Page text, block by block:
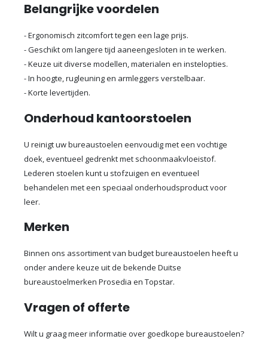
Belangrijke voordelen
- Ergonomisch zitcomfort tegen een lage prijs.
- Geschikt om langere tijd aaneengesloten in te werken.
- Keuze uit diverse modellen, materialen en instelopties.
- In hoogte, rugleuning en armleggers verstelbaar.
- Korte levertijden.
Onderhoud kantoorstoelen
U reinigt uw bureaustoelen eenvoudig met een vochtige
doek, eventueel gedrenkt met schoonmaakvloeistof.
Lederen stoelen kunt u stofzuigen en eventueel
behandelen met een speciaal onderhoudsproduct voor
leer.
Merken
Binnen ons assortiment van budget bureaustoelen heeft u
onder andere keuze uit de bekende Duitse
bureaustoelmerken Prosedia en Topstar.
Vragen of offerte
Wilt u graag meer informatie over goedkope bureaustoelen?